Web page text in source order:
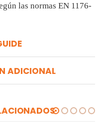
las normas EN 1176-
ADICIONAL